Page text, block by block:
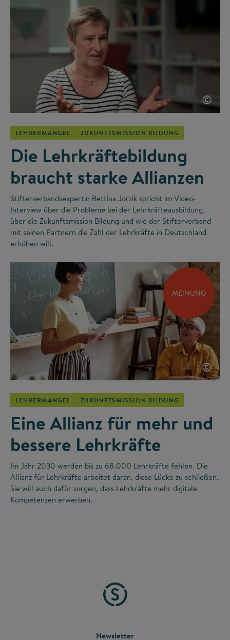
©
LEHRERMANGEL ZUKUNFTSMISSION BILDUNG
Die Lehrkräftebildung
braucht starke Allianzen
Stifterverbandsexpertin Bettina Jorzik spricht im Video-
Interview über die Probleme bei der Lehrkräfteausbildung,
über die Zukunftsmission Bildung und wie der Stifterverband
mit seinen Partnern die Zahl der Lehrkräfte in Deutschland
erhöhen will.
MEINUNG
©
LEHRERMANGEL ZUKUNFTSMISSION BILDUNG
Eine Allianz für mehr und
bessere Lehrkräfte
Im Jahr 2030 werden bis zu 68.000 Lehrkräfte fehlen. Die
Allianz für Lehrkräfte arbeitet daran, diese Lücke zu schließen.
Sie will auch dafür sorgen, dass Lehrkräfte mehr digitale
Kompetenzen erwerben.
Newsletter